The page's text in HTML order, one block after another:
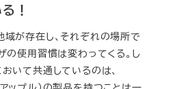
！
が存在し、それぞれの場所で
の使用習慣は変わってくる。し
いて共通しているのは、